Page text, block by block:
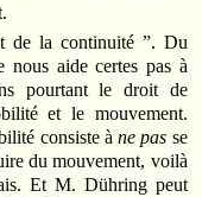
de la continuité ”. Du
aide certes pas à
pourtant le droit de
et le mouvement.
consiste àne pas se
du mouvement, voilà
Et M. Dühring peut